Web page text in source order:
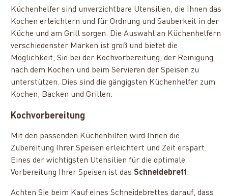
Küchenhelfer sind unverzichtbare Utensilien, die Ihnen das
Kochen erleichtern und für Ordnung und Sauberkeit in der
Küche und am Grill sorgen. Die Auswahl an Küchenhelfern
verschiedenster Marken ist groß und bietet die
Möglichkeit, Sie bei der Kochvorbereitung, der Reinigung
nach dem Kochen und beim Servieren der Speisen zu
unterstützen. Dies sind die gängigsten Küchenhelfer zum
Kochen, Backen und Grillen:
Kochvorbereitung
Mit den passenden Küchenhilfen wird Ihnen die
Zubereitung Ihrer Speisen erleichtert und Zeit erspart.
Eines der wichtigsten Utensilien für die optimale
Vorbereitung Ihrer Speisen ist dasSchneidebrett.
Achten Sie beim Kauf eines Schneidebrettes darauf, dass